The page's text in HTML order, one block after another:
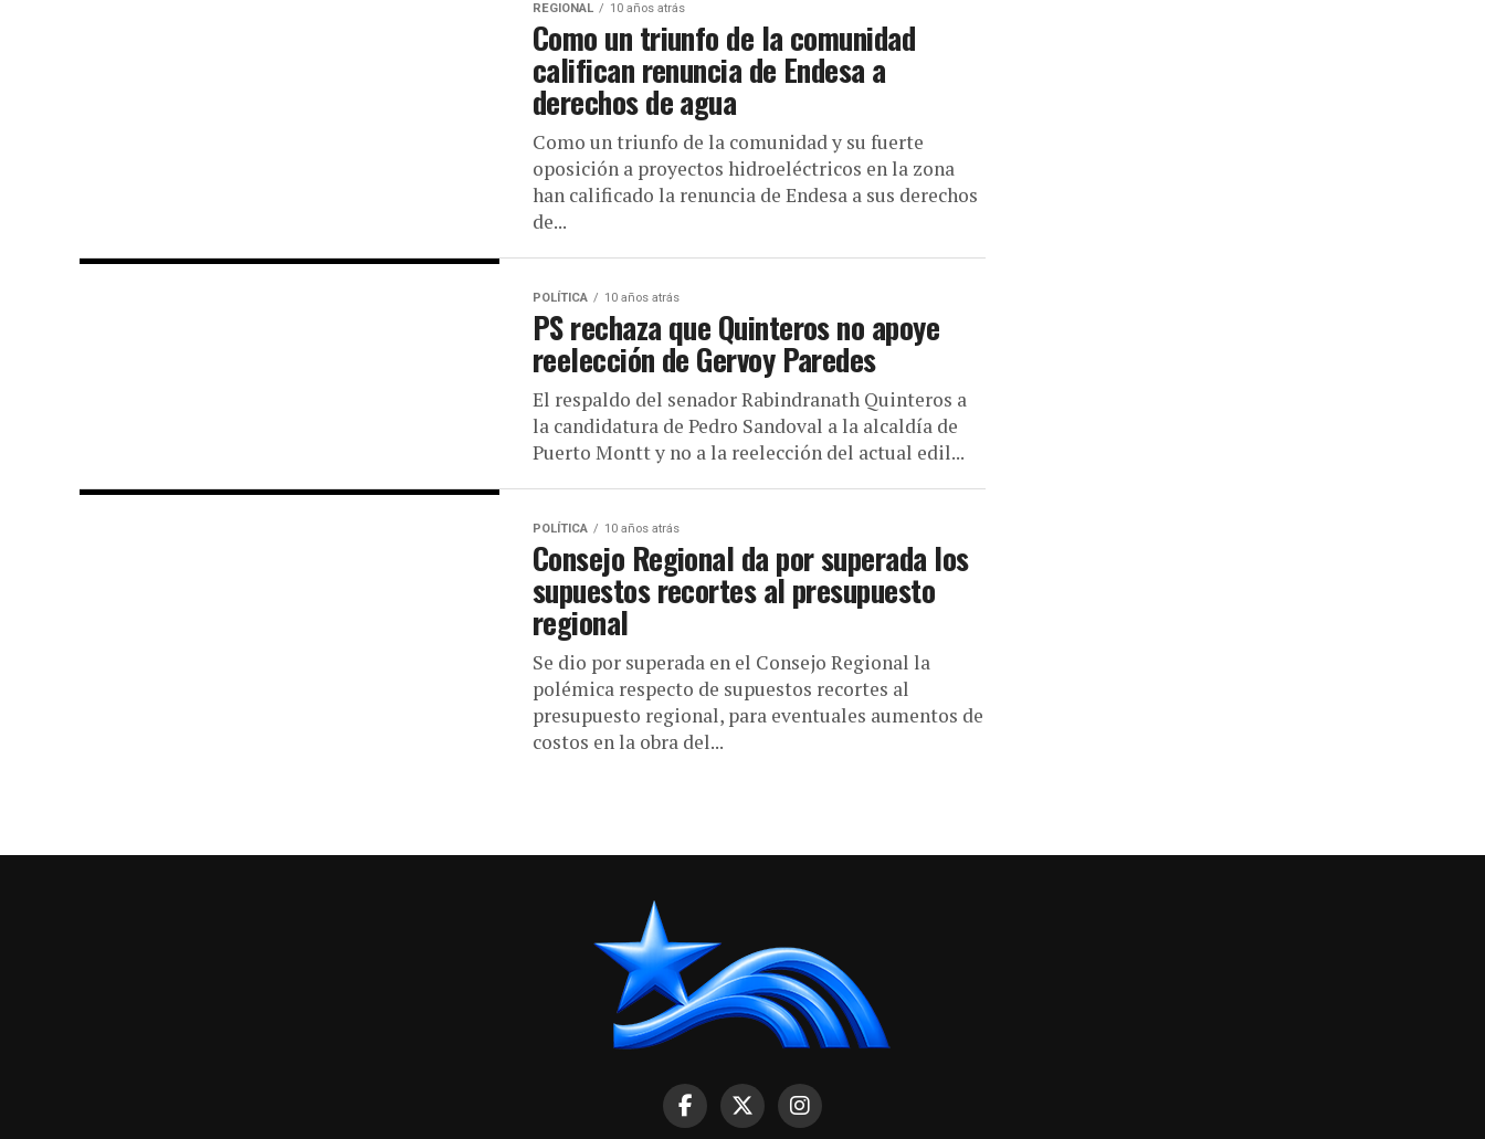
REGIONAL 10 años atrás
Como un triunfo de la comunidad
califican renuncia de Endesa a
derechos de agua
Como un triunfo de la comunidad y su fuerte
oposición a proyectos hidroeléctricos en la zona
han calificado la renuncia de Endesa a sus derechos
de...
POLÍTICA 10 años atrás
PS rechaza que Quinteros no apoye
reelección de Gervoy Paredes
El respaldo del senador Rabindranath Quinteros a
la candidatura de Pedro Sandoval a la alcaldía de
Puerto Montt y no a la reelección del actual edil...
POLÍTICA 10 años atrás
Consejo Regional da por superada los
supuestos recortes al presupuesto
regional
Se dio por superada en el Consejo Regional la
polémica respecto de supuestos recortes al
presupuesto regional, para eventuales aumentos de
costos en la obra del...